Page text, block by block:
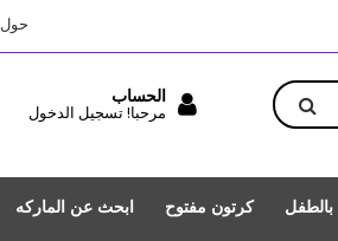
حول
بالطفل كرتون مفتوح ابحث عن الماركه
الحساب
مرحبا! تسجيل الدخول